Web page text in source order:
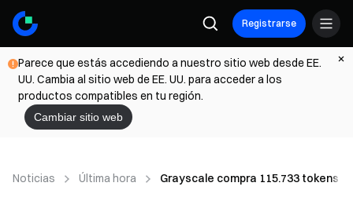
Registrarse
Parece que estás accediendo a nuestro sitio web desde EE.
UU. Cambia al sitio web de EE. UU. para acceder a los
productos compatibles en tu región.
Cambiar sitio web
Noticias Última hora Grayscale compra 115.733 tokens